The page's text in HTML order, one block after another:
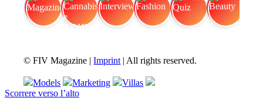
© FIV Magazine |Imprint | All rights reserved.
Models Marketing
Villas
Scorrere verso l’alto